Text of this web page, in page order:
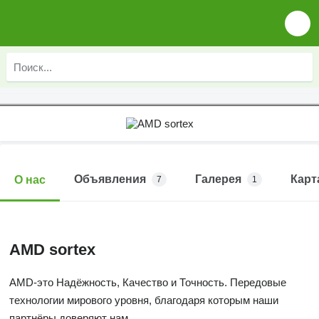
О нас Объявления 7 Галерея 1
AMD sortex
AMD-это Надёжность, Качество и Точность. Передовые
технологии мирового уровня, благодаря которым наши